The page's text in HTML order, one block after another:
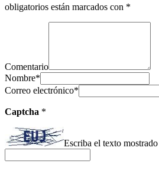
obligatorios están marcados con *
Comentario
Nombre*
Correo electrónico*
Captcha *
Escriba el texto